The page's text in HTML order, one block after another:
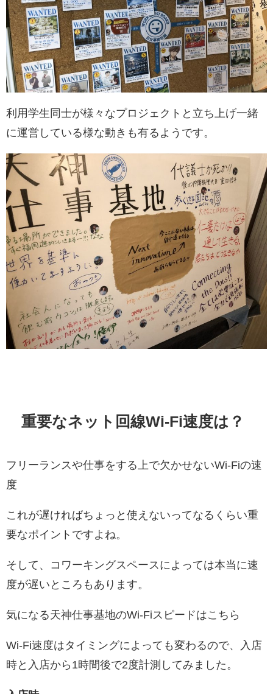
利用学生同士が様々なプロジェクトと立ち上げ一緒
に運営している様な動きも有るようです。
重要なネット回線Wi-Fi速度は？
フリーランスや仕事をする上で欠かせないWi-Fiの速
度
これが遅ければちょっと使えないってなるくらい重
要なポイントですよね。
そして、コワーキングスペースによっては本当に速
度が遅いところもあります。
気になる天神仕事基地のWi-Fiスピードはこちら
Wi-Fi速度はタイミングによっても変わるので、入店
時と入店から1時間後で2度計測してみました。